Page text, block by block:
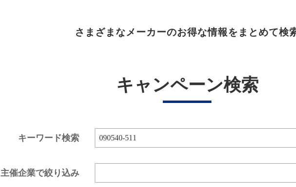
さまざまなメーカーのお得な情報をまとめて検
キャンペーン検索
キーワード検索
主催企業で絞り込み